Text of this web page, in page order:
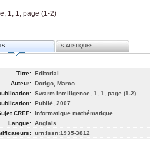
1, 1, page (1-2)
STATISTIQUES
Titre: Editorial
Auteur: Dorigo, Marco
Swarm Intelligence, 1, 1, page (1-2)
Publié, 2007
CREF: Informatique mathématique
Langue: Anglais
urn:issn:1935-3812